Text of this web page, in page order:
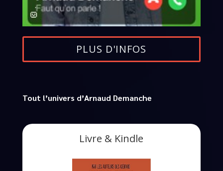
PLUS D'INFOS
Tout l’univers d’Arnaud Demanche
Livre & Kindle